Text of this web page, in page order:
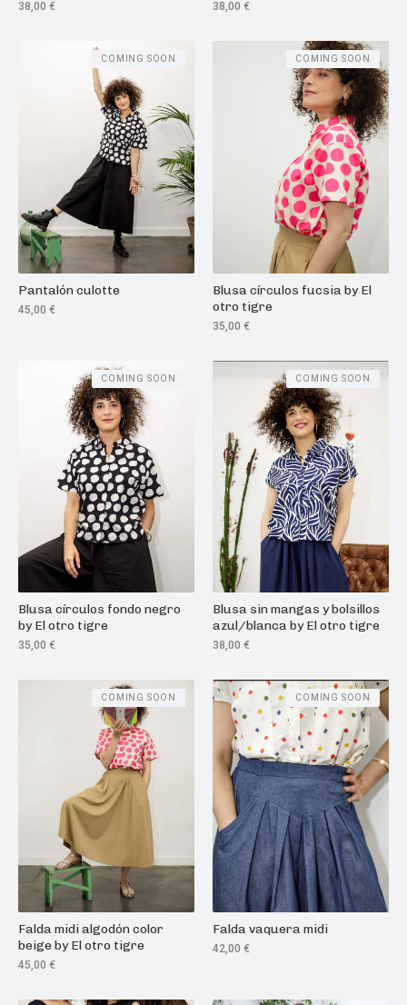
38,00 € 38,00 €
Pantalón culotte
45,00 €
COMING SOON
Blusa círculos fucsia by El
otro tigre
35,00 €
COMING SOON
Blusa círculos fondo negro
by El otro tigre
35,00 €
COMING SOON
Blusa sin mangas y bolsillos
azul/blanca by El otro tigre
38,00 €
COMING SOON
Falda midi algodón color
beige by El otro tigre
45,00 €
COMING SOON
Falda vaquera midi
42,00 €
COMING SOON